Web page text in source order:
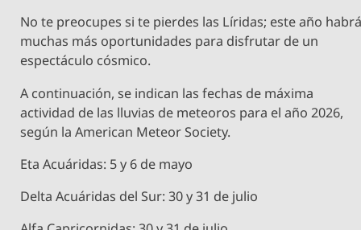
No te preocupes si te pierdes las Líridas; este año
muchas más oportunidades para disfrutar de un
espectáculo cósmico.
A continuación, se indican las fechas de máxima
actividad de las lluvias de meteoros para el año 2026,
según la American Meteor Society.
Eta Acuáridas: 5 y 6 de mayo
Delta Acuáridas del Sur: 30 y 31 de julio